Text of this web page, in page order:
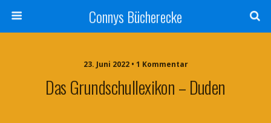
Connys Bücherecke
23. Juni 2022 • 1 Kommentar
Das Grundschullexikon – Duden